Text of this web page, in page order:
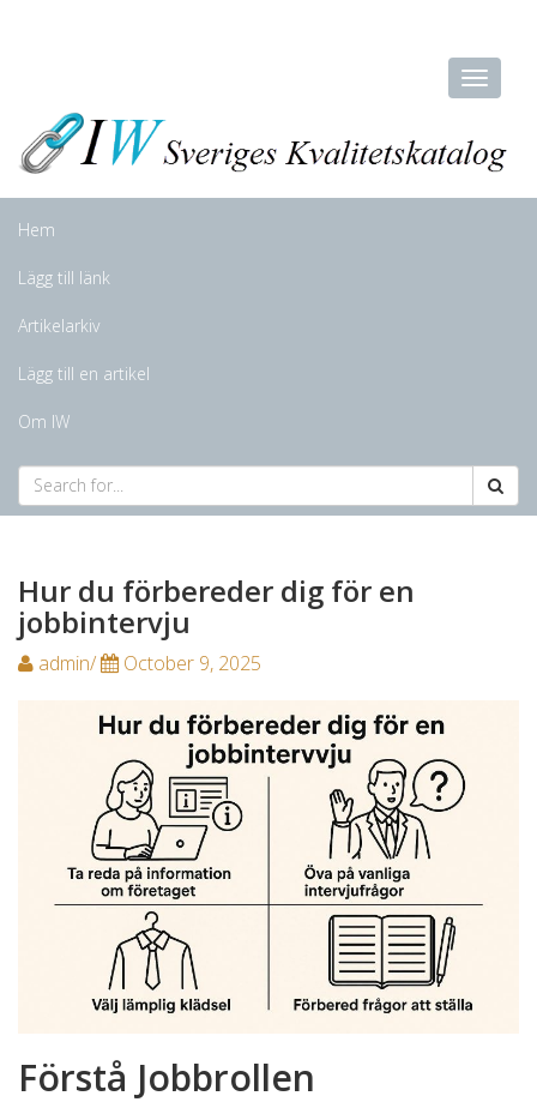
Hem
Lägg till länk
Artikelarkiv
Lägg till en artikel
Om IW
Hur du förbereder dig för en
jobbintervju
admin/ October 9, 2025
Förstå Jobbrollen